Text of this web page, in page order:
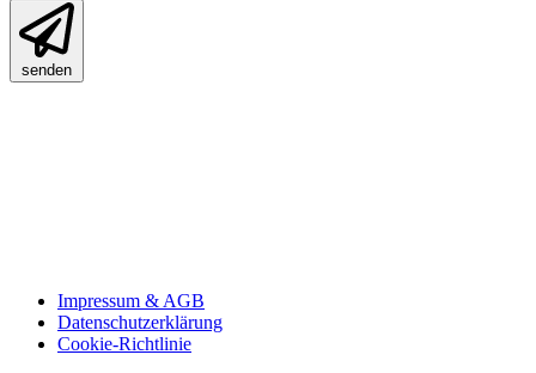
senden
Impressum & AGB
Datenschutzerklärung
Cookie-Richtlinie